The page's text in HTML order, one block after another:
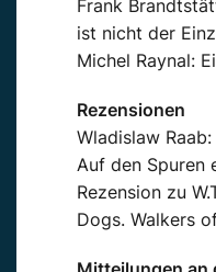
Frank
ist nicht der
Michel Raynal:
Rezensionen
Wladislaw
Auf den Spuren
Rezension zu
Dogs. Walkers